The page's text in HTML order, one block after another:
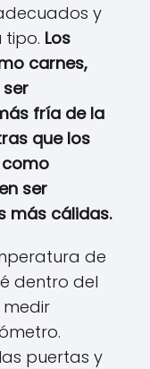
y
tipo. Los
carnes,
fría de la
que los
ser
más cálidas.
de
dentro del
puertas y